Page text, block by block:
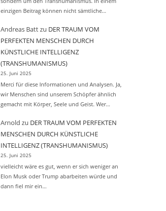
einzigen Beitrag können nicht sämtliche…
Andreas Battzu DER TRAUM VOM
PERFEKTEN MENSCHEN DURCH
KÜNSTLICHE INTELLIGENZ
(TRANSHUMANISMUS)
25. Juni 2025
Merci für diese Informationen und Analysen. Ja,
wir Menschen sind unserem Schöpfer ähnlich
gemacht mit Körper, Seele und Geist. Wer…
Arnold zu DER TRAUM VOM PERFEKTEN
MENSCHEN DURCH KÜNSTLICHE
INTELLIGENZ (TRANSHUMANISMUS)
25. Juni 2025
vielleicht wäre es gut, wenn er sich weniger an
Elon Musk oder Trump abarbeiten würde und
dann fiel mir ein…